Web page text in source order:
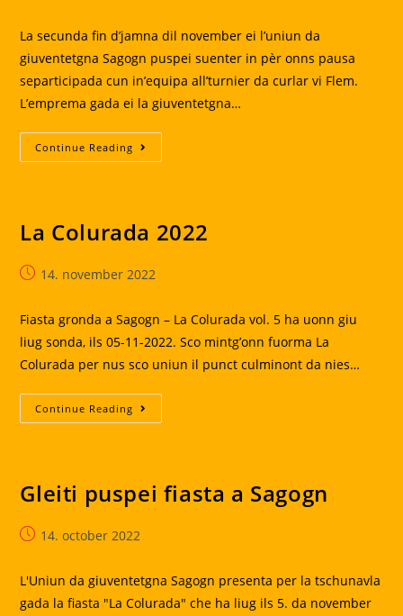
La secunda fin d’jamna dil november ei l’uniun da
giuventetgna Sagogn puspei suenter in pèr onns pausa
separticipada cun in’equipa all’turnier da curlar vi Flem.
L’emprema gada ei la giuventetgna…
Continue Reading Curlar
Per
La Colurada 2022
Post14. november 2022
Fiasta gronda a Sagogn – La Colurada vol. 5 ha uonn giu
liug sonda, ils 05-11-2022. Sco mintg’onn fuorma La
Colurada per nus sco uniun il punct culminont da nies…
Continue Reading La
Colurada
Gleiti puspei fiasta a Sagogn
Post14. october 2022
L'Uniun da giuventetgna Sagogn presenta per la tschunavla
gada la fiasta "La Colurada" che ha liug ils 5. da november